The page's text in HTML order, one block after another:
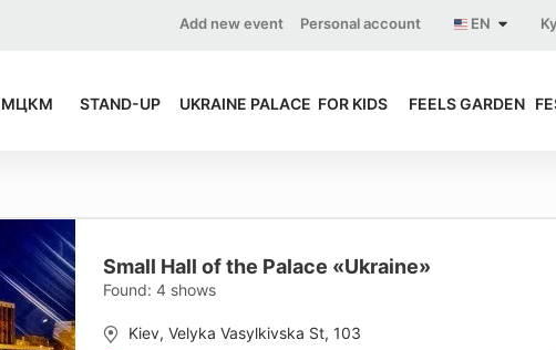
EN
Personal account
Add new event
МЦКМ STAND-UP UKRAINE PALACE FOR KIDS FEELS GARDEN
Small Hall of the Palace «Ukraine»
Found: 4 shows
Kiev, Velyka Vasylkivska St, 103